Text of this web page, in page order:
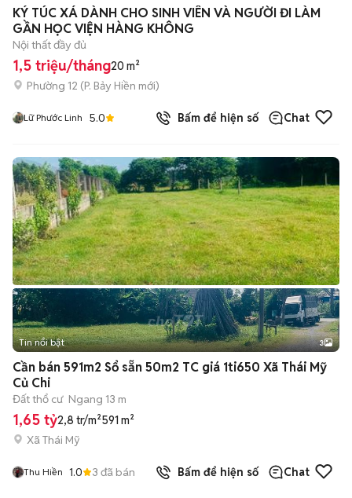
KÝ TÚC XÁ DÀNH CHO SINH VIÊN VÀ NGƯỜI ĐI LÀM
GẦN HỌC VIỆN HÀNG KHÔNG
Nội thất đầy đủ
1,5 triệu/tháng20 m²
Phường 12 (P. Bảy Hiền mới)
Lữ Phước Linh 5.0 Bấm để hiện số Chat
Tin nổi bật 3
Cần bán 591m2 Sổ sẵn 50m2 TC giá 1ti650 Xã Thái Mỹ
Củ Chi
Đất thổ cư Ngang 13 m
1,65 tỷ2,8 tr/m²591 m²
Xã Thái Mỹ
Thu Hiền 1.0 3 đã bán Bấm để hiện số Chat